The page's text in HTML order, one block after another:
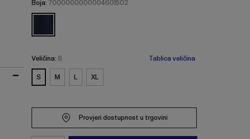
Boja: 7000000000004601502
Veličina: S Tablica veličina
S M L XL
Provjeri dostupnost u trgovini